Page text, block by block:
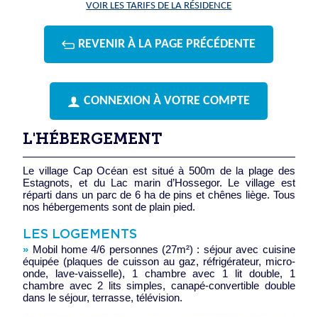
VOIR LES TARIFS DE LA RÉSIDENCE
REVENIR À LA PAGE PRÉCÉDENTE
CONNEXION À VOTRE COMPTE
L'HÉBERGEMENT
Le village Cap Océan est situé à 500m de la plage des
Estagnots, et du Lac marin d’Hossegor. Le village est
réparti dans un parc de 6 ha de pins et chênes liège. Tous
nos hébergements sont de plain pied.
LES LOGEMENTS
» Mobil home 4/6 personnes (27m²) : séjour avec cuisine
équipée (plaques de cuisson au gaz, réfrigérateur, micro-
onde, lave-vaisselle), 1 chambre avec 1 lit double, 1
chambre avec 2 lits simples, canapé-convertible double
dans le séjour, terrasse, télévision.